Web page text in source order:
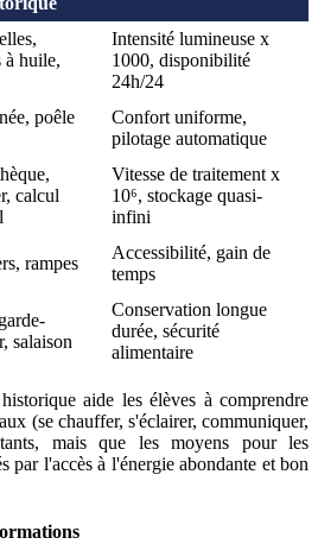
à huile,
Intensité lumineuse x
1000, disponibilité
24h/24
poêle
Confort uniforme,
pilotage automatique
calcul
Vitesse de traitement x
10⁶, stockage quasi-
infini
rampes
Accessibilité, gain de
temps
salaison
Conservation longue
durée, sécurité
alimentaire
aide les élèves à comprendre
(se chauffer, s'éclairer, communiquer,
mais que les moyens pour les
par l'accès à l'énergie abondante et bon